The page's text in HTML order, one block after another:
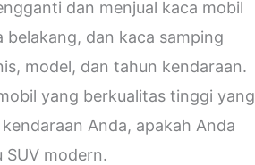
dan menjual kaca mobil
belakang, dan kaca samping
model, dan tahun kendaraan.
yang berkualitas tinggi yang
Anda, apakah Anda
SUV modern.